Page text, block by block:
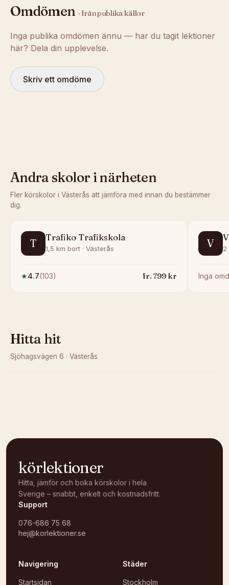
Omdömen · från publika källor
Inga publika omdömen ännu — har du tagit lektioner
här? Dela din upplevelse.
Skriv ett omdöme
Andra skolor i närheten
Fler körskolor i Västerås att jämföra med innan du bestämmer
dig.
T Trafiko Trafikskola
1,5 km bort · Västerås
★4.7(103) fr. 799kr
V 2
Inga
Hitta hit
Sjöhagsvägen 6 · Västerås
körlektioner
Hitta, jämför och boka körskolor i hela
Sverige – snabbt, enkelt och kostnadsfritt.
Support
076-686 75 68
hej@korlektioner.se
Navigering
Startsidan
Städer
Stockholm